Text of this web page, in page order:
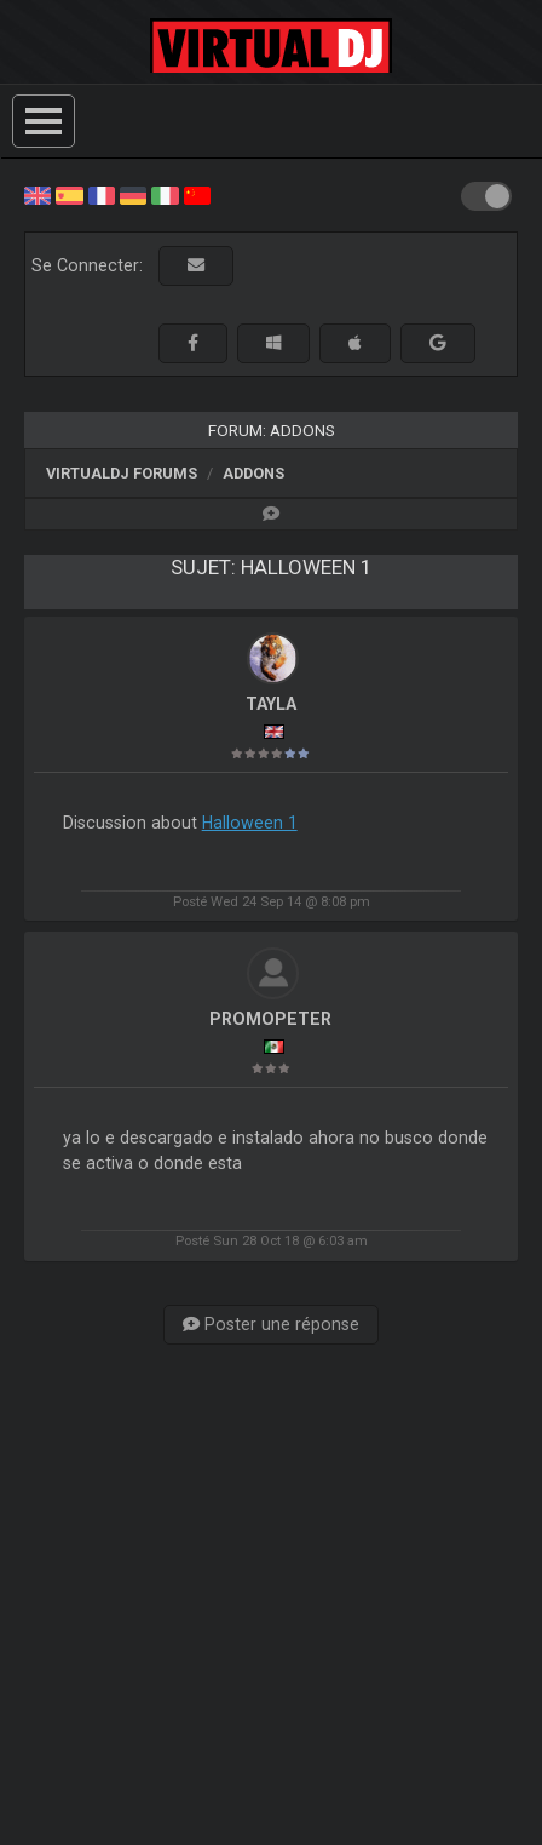
Se Connecter:
FORUM: ADDONS
VIRTUALDJ FORUMS ADDONS
SUJET: HALLOWEEN 1
TAYLA
Discussion about Halloween 1
Posté Wed 24 Sep 14 @ 8:08 pm
PROMOPETER
ya lo e descargado e instalado ahora no busco donde
se activa o donde esta
Posté Sun 28 Oct 18 @ 6:03 am
Poster une réponse